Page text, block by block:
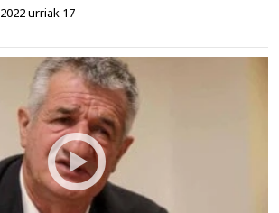
2022 urriak 17